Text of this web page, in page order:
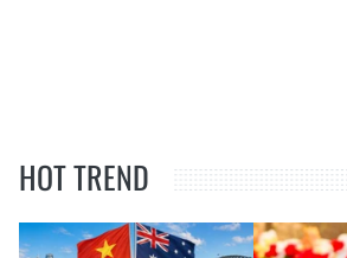
HOT TREND